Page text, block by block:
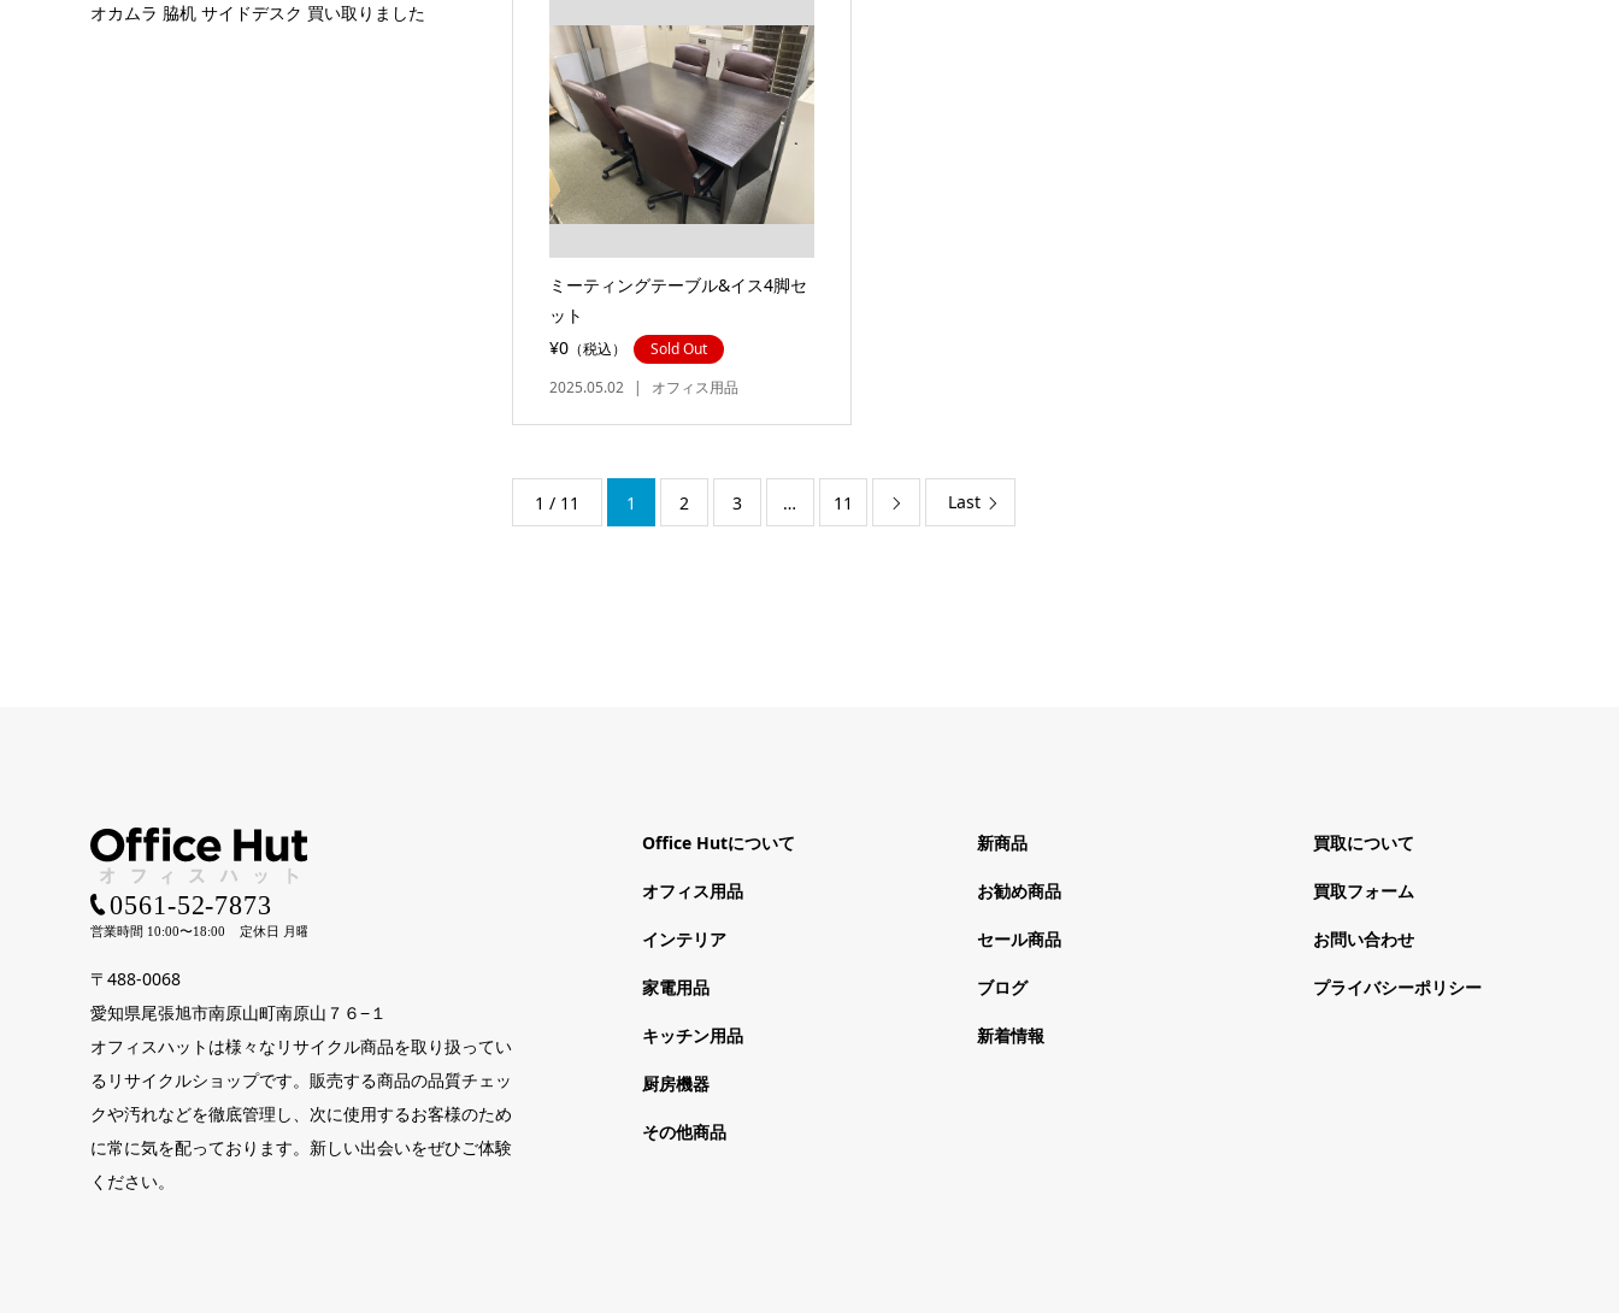
ミーティングテーブル&イス4脚セ
ット
¥0（税込）
Sold Out
2025.05.02
オフィス用品
1 / 11 1 2 3 … 11  Last
オカムラ 脇机 サイドデスク 買い取りました
〒488-0068
愛知県尾張旭市南原山町南原山７６−１
オフィスハットは様々なリサイクル商品を取り扱ってい
るリサイクルショップです。販売する商品の品質チェッ
クや汚れなどを徹底管理し、次に使用するお客様のため
に常に気を配っております。新しい出会いをぜひご体験
ください。
Office Hutについて
オフィス用品
インテリア
家電用品
キッチン用品
厨房機器
その他商品
新商品
お勧め商品
セール商品
ブログ
新着情報
買取について
買取フォーム
お問い合わせ
プライバシーポリシー